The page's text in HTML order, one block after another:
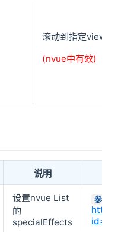
滚动到指定view
(nvue中有效)
说明
设置nvue List
的
specialEffects
参数1(